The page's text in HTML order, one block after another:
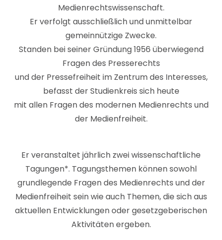
Medienrechtswissenschaft.
Er verfolgt ausschließlich und unmittelbar
gemeinnützige Zwecke.
Standen bei seiner Gründung 1956 überwiegend
Fragen des Presserechts
und der Pressefreiheit im Zentrum des Interesses,
befasst der Studienkreis sich heute
mit allen Fragen des modernen Medienrechts und
der Medienfreiheit.
Er veranstaltet jährlich zwei wissenschaftliche
Tagungen*. Tagungsthemen können sowohl
grundlegende Fragen des Medienrechts und der
Medienfreiheit sein wie auch Themen, die sich aus
aktuellen Entwicklungen oder gesetzgeberischen
Aktivitäten ergeben.